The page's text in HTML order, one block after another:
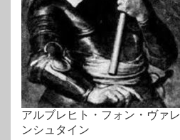
アルブレヒト・フォン・ヴァレ
ンシュタイン